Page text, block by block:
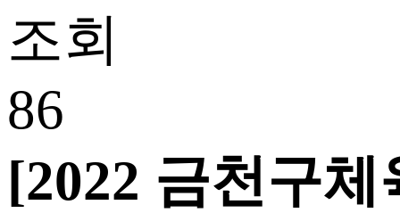
조회
86
[2022 금천구